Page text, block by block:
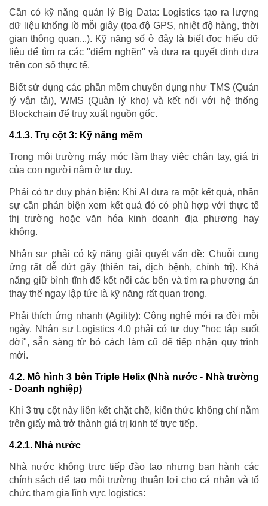
Cần có kỹ năng quản lý Big Data: Logistics tạo ra lượng
dữ liệu khổng lồ mỗi giây (tọa độ GPS, nhiệt độ hàng, thời
gian thông quan...). Kỹ năng số ở đây là biết đọc hiểu dữ
liệu để tìm ra các "điểm nghẽn" và đưa ra quyết định dựa
trên con số thực tế.
Biết sử dụng các phần mềm chuyên dụng như TMS (Quản
lý vận tải), WMS (Quản lý kho) và kết nối với hệ thống
Blockchain để truy xuất nguồn gốc.
4.1.3. Trụ cột 3: Kỹ năng mềm
Trong môi trường máy móc làm thay việc chân tay, giá trị
của con người nằm ở tư duy.
Phải có tư duy phản biện: Khi AI đưa ra một kết quả, nhân
sự cần phản biện xem kết quả đó có phù hợp với thực tế
thị trường hoặc văn hóa kinh doanh địa phương hay
không.
Nhân sự phải có kỹ năng giải quyết vấn đề: Chuỗi cung
ứng rất dễ đứt gãy (thiên tai, dịch bệnh, chính trị). Khả
năng giữ bình tĩnh để kết nối các bên và tìm ra phương án
thay thế ngay lập tức là kỹ năng rất quan trọng.
Phải thích ứng nhanh (Agility): Công nghệ mới ra đời mỗi
ngày. Nhân sự Logistics 4.0 phải có tư duy "học tập suốt
đời", sẵn sàng từ bỏ cách làm cũ để tiếp nhận quy trình
mới.
4.2. Mô hình 3 bên Triple Helix (Nhà nước - Nhà trường
- Doanh nghiệp)
Khi 3 trụ cột này liên kết chặt chẽ, kiến thức không chỉ nằm
trên giấy mà trở thành giá trị kinh tế trực tiếp.
4.2.1. Nhà nước
Nhà nước không trực tiếp đào tạo nhưng ban hành các
chính sách để tạo môi trường thuận lợi cho cá nhân và tổ
chức tham gia lĩnh vực logistics: